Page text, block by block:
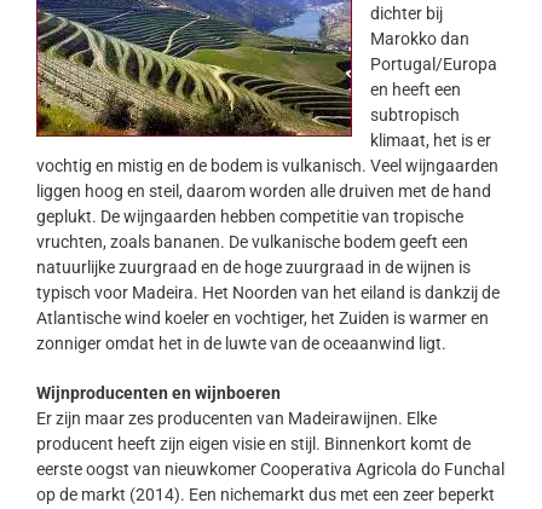
dichter bij
Marokko dan
Portugal/Europa
en heeft een
subtropisch
klimaat, het is er
vochtig en mistig en de bodem is vulkanisch. Veel wijngaarden
liggen hoog en steil, daarom worden alle druiven met de hand
geplukt. De wijngaarden hebben competitie van tropische
vruchten, zoals bananen. De vulkanische bodem geeft een
natuurlijke zuurgraad en de hoge zuurgraad in de wijnen is
typisch voor Madeira. Het Noorden van het eiland is dankzij de
Atlantische wind koeler en vochtiger, het Zuiden is warmer en
zonniger omdat het in de luwte van de oceaanwind ligt.
Wijnproducenten en wijnboeren
Er zijn maar zes producenten van Madeirawijnen. Elke
producent heeft zijn eigen visie en stijl. Binnenkort komt de
eerste oogst van nieuwkomer Cooperativa Agricola do Funchal
op de markt (2014). Een nichemarkt dus met een zeer beperkt